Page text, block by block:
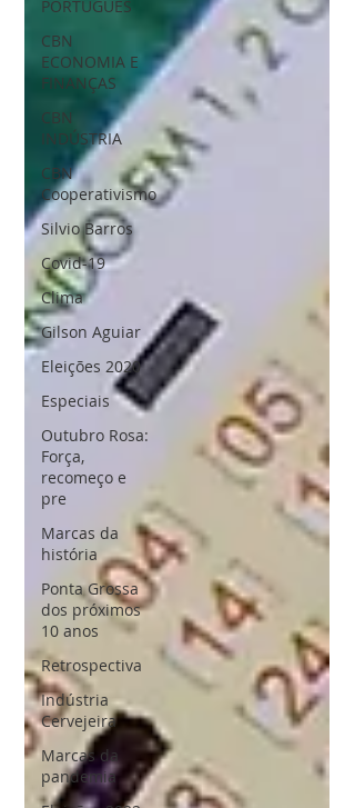
PORTUGUÊS
CBN
ECONOMIA E
FINANÇAS
CBN
INDÚSTRIA
CBN
Cooperativismo
Silvio Barros
Covid-19
Clima
Gilson Aguiar
Eleições 2020
Especiais
Outubro Rosa:
Força,
recomeço e
pre
Marcas da
história
Ponta Grossa
dos próximos
10 anos
Retrospectiva
Indústria
Cervejeira
Marcas da
pandemia